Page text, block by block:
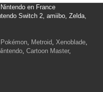
en France
Switch 2, amiibo, Zelda,
Pokémon, Metroid, Xenoblade,
, Cartoon Master,